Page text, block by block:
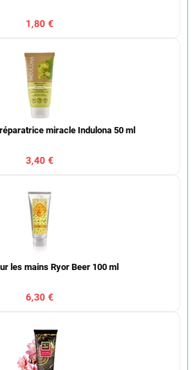
1,80 €
miracle Indulona 50 ml
3,40 €
les mains Ryor Beer 100 ml
6,30 €